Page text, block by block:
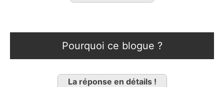
Pourquoi ce blogue ?
La réponse en détails !